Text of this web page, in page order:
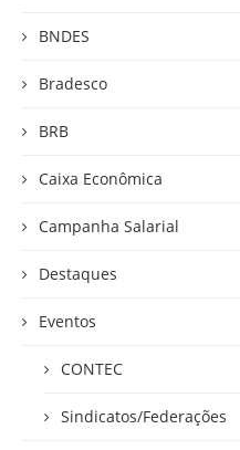
BNDES
Bradesco
BRB
Caixa Econômica
Campanha Salarial
Destaques
Eventos
CONTEC
Sindicatos/Federações